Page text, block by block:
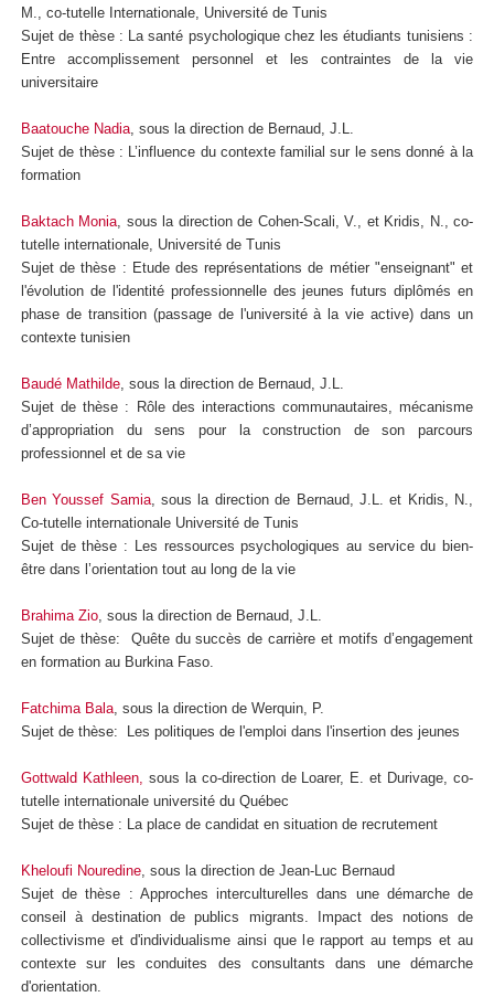
M., co-tutelle Internationale, Université de Tunis
Sujet de thèse : La santé psychologique chez les étudiants tunisiens :
Entre accomplissement personnel et les contraintes de la vie
universitaire
Baatouche Nadia, sous la direction de Bernaud, J.L.
Sujet de thèse : L’influence du contexte familial sur le sens donné à la
formation
Baktach Monia, sous la direction de Cohen-Scali, V., et Kridis, N., co-
tutelle internationale, Université de Tunis
Sujet de thèse : Etude des représentations de métier "enseignant" et
l'évolution de l'identité professionnelle des jeunes futurs diplômés en
phase de transition (passage de l'université à la vie active) dans un
contexte tunisien
Baudé Mathilde, sous la direction de Bernaud, J.L.
Sujet de thèse : Rôle des interactions communautaires, mécanisme
d’appropriation du sens pour la construction de son parcours
professionnel et de sa vie
Ben Youssef Samia, sous la direction de Bernaud, J.L. et Kridis, N.,
Co-tutelle internationale Université de Tunis
Sujet de thèse : Les ressources psychologiques au service du bien-
être dans l’orientation tout au long de la vie
Brahima Zio, sous la direction de Bernaud, J.L.
Sujet de thèse: Quête du succès de carrière et motifs d’engagement
en formation au Burkina Faso.
Fatchima Bala, sous la direction de Werquin, P.
Sujet de thèse: Les politiques de l'emploi dans l'insertion des jeunes
Gottwald Kathleen, sous la co-direction de Loarer, E. et Durivage, co-
tutelle internationale université du Québec
Sujet de thèse : La place de candidat en situation de recrutement
Kheloufi Nouredine, sous la direction de Jean-Luc Bernaud
Sujet de thèse : Approches interculturelles dans une démarche de
conseil à destination de publics migrants. Impact des notions de
collectivisme et d'individualisme ainsi que le rapport au temps et au
contexte sur les conduites des consultants dans une démarche
d'orientation.